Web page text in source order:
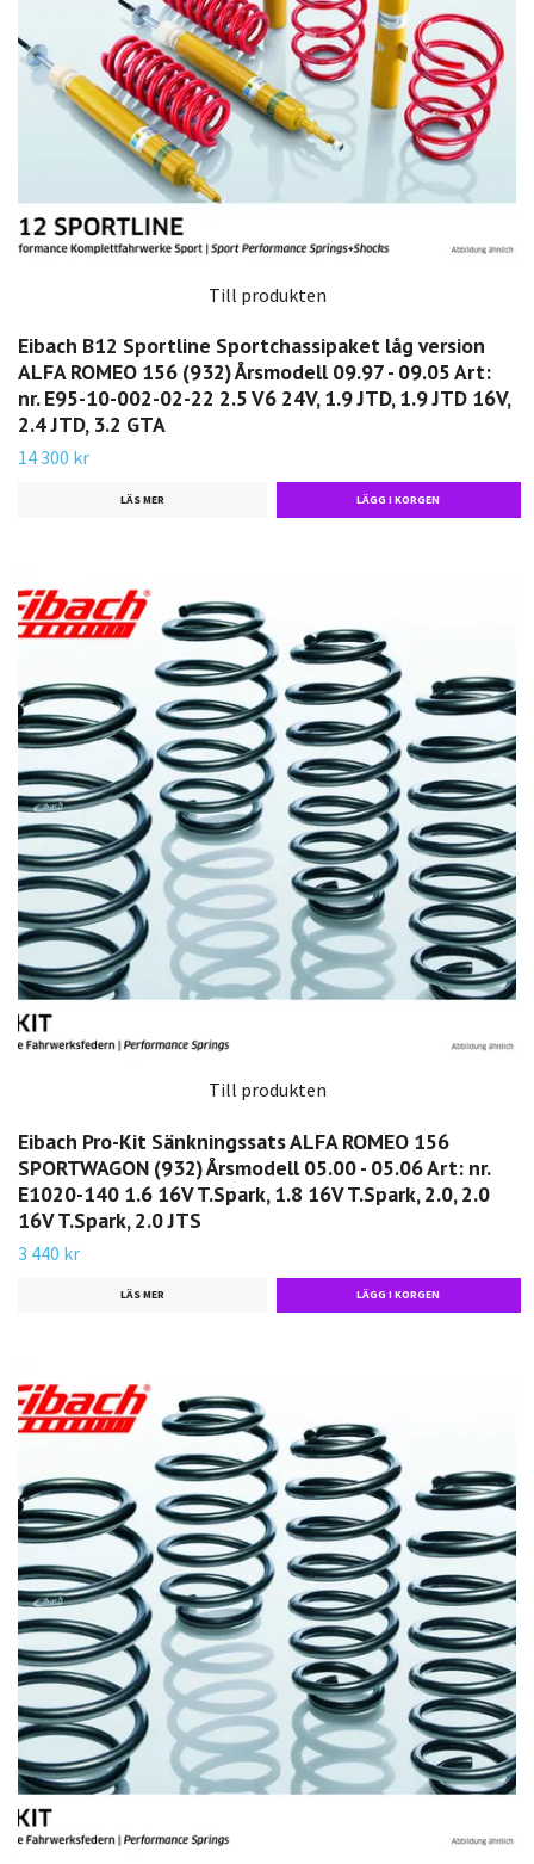
Till produkten
Eibach B12 Sportline Sportchassipaket låg version
ALFA ROMEO 156 (932) Årsmodell 09.97 - 09.05 Art:
nr. E95-10-002-02-22 2.5 V6 24V, 1.9 JTD, 1.9 JTD 16V,
2.4 JTD, 3.2 GTA
14 300 kr
LÄS MER
Till produkten
Eibach Pro-Kit Sänkningssats ALFA ROMEO 156
SPORTWAGON (932) Årsmodell 05.00 - 05.06 Art: nr.
E1020-140 1.6 16V T.Spark, 1.8 16V T.Spark, 2.0, 2.0
16V T.Spark, 2.0 JTS
3 440 kr
LÄS MER